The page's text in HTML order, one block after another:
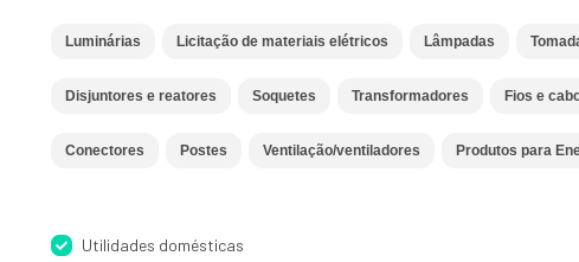
Luminárias Licitação de materiais elétricos Lâmpadas
Disjuntores e reatores Soquetes Transformadores Fios e
Conectores Postes Ventilação/ventiladores Produtos para
Utilidades domésticas